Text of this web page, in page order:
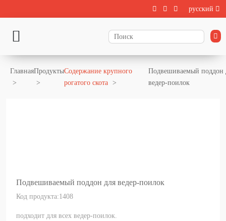
русский
ГлавнаяПродуктыСодержание крупного
рогатого скота
Подвешиваемый поддон
ведер-поилок
Подвешиваемый поддон для ведер-поилок
Код продукта:1408
подходит для всех ведер-поилок.